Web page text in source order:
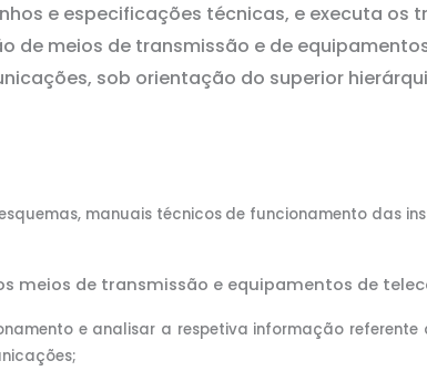
e especificações técnicas, e executa os
de meios de transmissão e de
sob orientação do superior
manuais técnicos de funcionamento das
meios de transmissão e equipamentos de
e analisar a respetiva informação